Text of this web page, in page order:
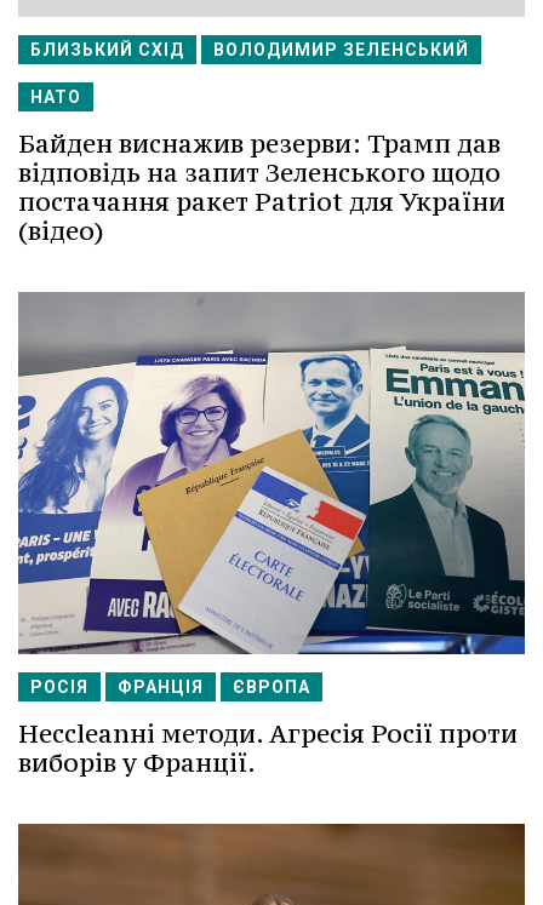
БЛИЗЬКИЙ СХІД ВОЛОДИМИР ЗЕЛЕНСЬКИЙ
НАТО
Байден виснажив резерви: Трамп дав
відповідь на запит Зеленського щодо
постачання ракет Patriot для України
(відео)
РОСІЯ ФРАНЦІЯ ЄВРОПА
Несcleanні методи. Агресія Росії проти
виборів у Франції.